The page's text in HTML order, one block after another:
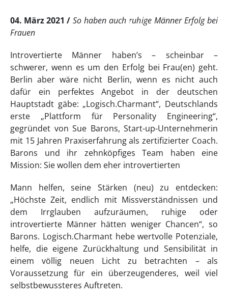
04. März 2021
So haben auch ruhige Männer Erfolg bei
Frauen
Introvertierte Männer haben’s – scheinbar –
schwerer, wenn es um den Erfolg bei Frau(en) geht.
Berlin aber wäre nicht Berlin, wenn es nicht auch
dafür ein perfektes Angebot in der deutschen
Hauptstadt gäbe: „Logisch.Charmant“, Deutschlands
erste „Plattform für Personality Engineering“,
gegründet von Sue Barons, Start-up-Unternehmerin
mit 15 Jahren Praxiserfahrung als zertifizierter Coach.
Barons und ihr zehnköpfiges Team haben eine
Mission: Sie wollen dem eher introvertierten
Mann helfen, seine Stärken (neu) zu entdecken:
„Höchste Zeit, endlich mit Missverständnissen und
dem Irrglauben aufzuräumen, ruhige oder
introvertierte Männer hätten weniger Chancen“, so
Barons. Logisch.Charmant hebe wertvolle Potenziale,
helfe, die eigene Zurückhaltung und Sensibilität in
einem völlig neuen Licht zu betrachten – als
Voraussetzung für ein überzeugenderes, weil viel
selbstbewussteres Auftreten.